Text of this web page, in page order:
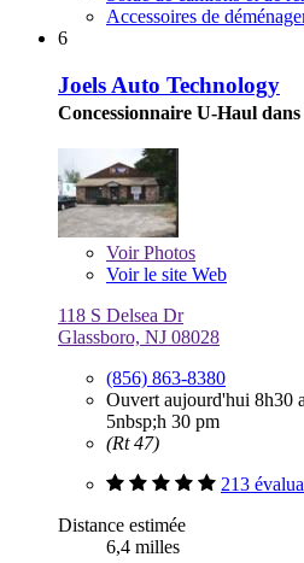
Accessoires de
6
Joels Auto Technology
Concessionnaire U-Haul dans
VoirPhotos
Voir le site Web
118 S Delsea Dr
Glassboro, NJ 08028
(856) 863-8380
Ouvert aujourd'hui 8h30
5nbsp;h 30 pm
(Rt 47)
213
Distance estimée
6,4 milles